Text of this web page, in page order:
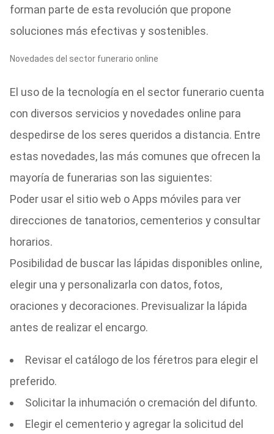
forman parte de esta revolución que propone
soluciones más efectivas y sostenibles.
Novedades del sector funerario online
El uso de la tecnología en el sector funerario cuenta
con diversos servicios y novedades online para
despedirse de los seres queridos a distancia. Entre
estas novedades, las más comunes que ofrecen la
mayoría de funerarias son las siguientes:
Poder usar el sitio web o Apps móviles para ver
direcciones de tanatorios, cementerios y consultar
horarios.
Posibilidad de buscar las lápidas disponibles online,
elegir una y personalizarla con datos, fotos,
oraciones y decoraciones. Previsualizar la lápida
antes de realizar el encargo.
Revisar el catálogo de los féretros para elegir el
preferido.
Solicitar la inhumación o cremación del difunto.
Elegir el cementerio y agregar la solicitud del